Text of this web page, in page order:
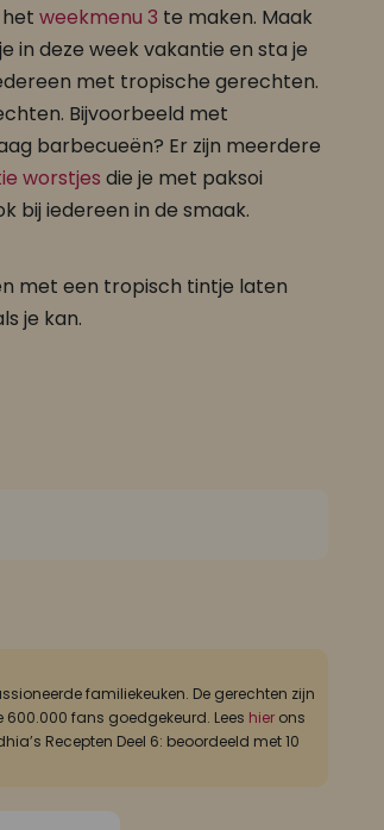
weekmenu 3 te maken. Maak
in deze week vakantie en sta je
met tropische gerechten.
Bijvoorbeeld met
barbecueën? Er zijn meerdere
worstjes die je met paksoi
bij iedereen in de smaak.
met een tropisch tintje laten
je kan.
familiekeuken. De gerechten zijn
fans goedgekeurd. Lees hier ons
Recepten Deel 6: beoordeeld met 10